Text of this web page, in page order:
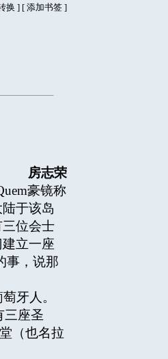
换 ] [ 添加书签 ]
房志荣
豪镜称
于该岛
位会士
立一座
事，说那
牙人。
三座圣
（也名拉